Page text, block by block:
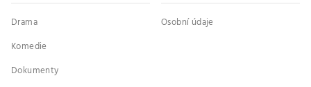
Drama
Komedie
Dokumenty
Osobní údaje